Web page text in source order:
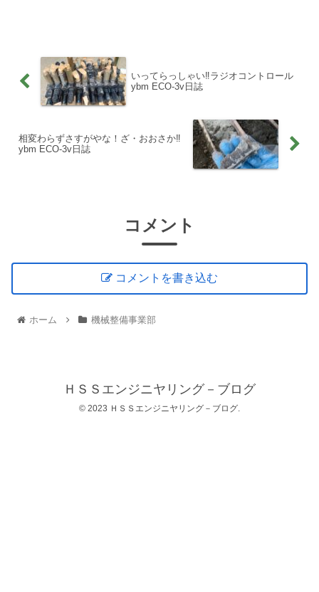
いってらっしゃい‼ラジオコントロール
ybm ECO-3v日誌
相変わらずさすがやな！ざ・おおさか‼
ybm ECO-3v日誌
コメント
コメントを書き込む
ホーム 機械整備事業部
ＨＳＳエンジニヤリング－ブログ
© 2023 ＨＳＳエンジニヤリング－ブログ.